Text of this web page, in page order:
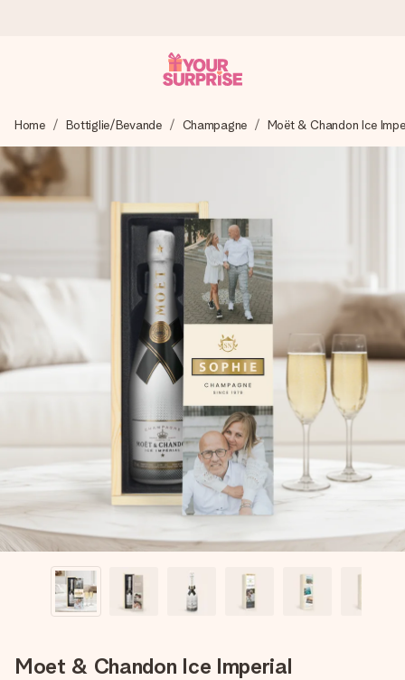
Prepariamo il tuo regalo con attenzione e lo spediamo in un
lampo – così potrai consegnarlo al momento giusto, quando
conta davvero.
4,7 (basato su +15.000 recensioni)
I nostri regali ispirano. I clienti ci valutano 4,7 su Google
Reviews.
Biglietto d'auguri gratuito
Realizza qualcosa di unico in pochi passi – con il suo nome,
una tua foto o un messaggio che tocchi il cuore. Nessuna
complicazione, solo tanto amore per il momento perfetto.
Home Bottiglie/Bevande Champagne Moët & Chandon Ice
Moet & Chandon Ice Imperial